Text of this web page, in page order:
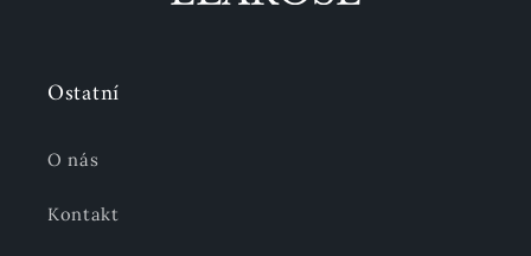
Ostatní
O nás
Kontakt